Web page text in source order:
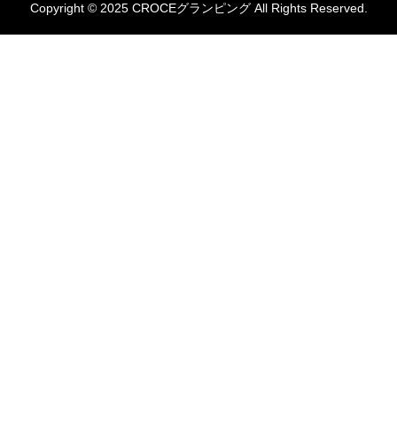
Copyright © 2025 CROCEグランピング All Rights Reserved.